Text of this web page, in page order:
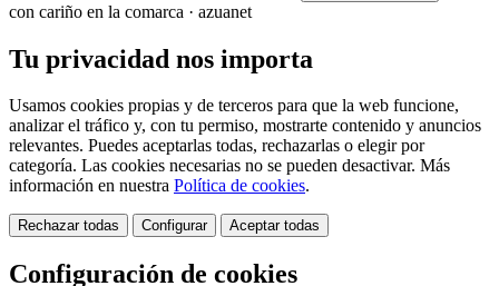
con cariño en la comarca · azuanet
Tu privacidad nos importa
Usamos cookies propias y de terceros para que la web funcione,
analizar el tráfico y, con tu permiso, mostrarte contenido y anuncios
relevantes. Puedes aceptarlas todas, rechazarlas o elegir por
categoría. Las cookies necesarias no se pueden desactivar. Más
información en nuestra Política de cookies.
Rechazar todas Configurar Aceptar todas
Configuración de cookies